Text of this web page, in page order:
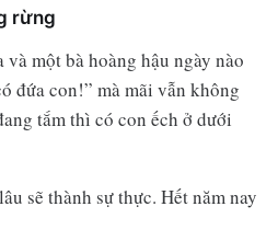
rừng
một bà hoàng hậu ngày nào
đứa con!” mà mãi vẫn không
tắm thì có con ếch ở dưới
sẽ thành sự thực. Hết năm nay